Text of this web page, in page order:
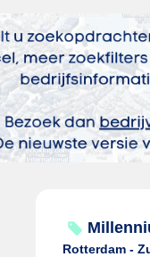
Rotterdam -